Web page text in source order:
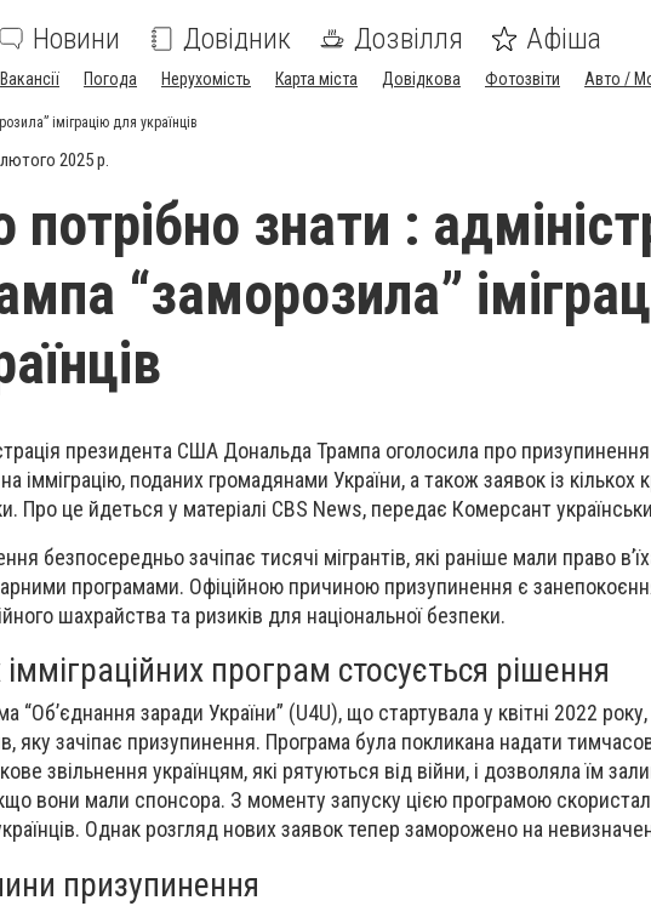
Новини Довідник Дозвілля Афіша
Вакансії Погода Нерухомість Карта міста Довідкова Фотозвіти Авто /
іміграцію для українців
2025 р.
знати :
“заморозила”
президента США Дональда Трампа оголосила про призупинення
імміграцію, поданих громадянами України, а також заявок із кількох
Про це йдеться у матеріалі CBS News, передає Комерсант
безпосередньо зачіпає тисячі мігрантів, які раніше мали право
програмами. Офіційною причиною призупинення є
шахрайства та ризиків для національної безпеки.
програм стосується рішення
“Об’єднання заради України” (U4U), що стартувала у квітні 2022
яку зачіпає призупинення. Програма була покликана надати
звільнення українцям, які рятуються від війни, і дозволяла їм
вони мали спонсора. З моменту запуску цією програмою
Однак розгляд нових заявок тепер заморожено на
призупинення